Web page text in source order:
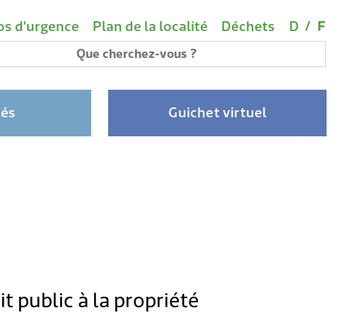
d'urgence Plan de la localité Déchets Choix
D / F
de mots-clés
Guichet virtuel
public à la propriété